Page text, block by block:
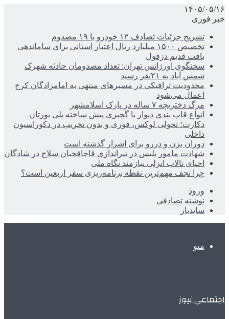
۱۴۰۵/۰۵/۱۶
خبر فوری
تشریح جزئیات تصادف ۱۲ خودرو با ۱۹ مصدوم
تخصیص ۱۵۰۰ میلیارد ریال اعتبار استانی برای ساماندهی
بافت قدیم دزفول
سخنگوی اورژانس تهران: تعداد مصدومان حادثه شهرک
شمس آباد به ۲۱نفر رسید
محدودیت ترافیکی در مسیرهای منتهی به امامزادگان کرج
اعمال می‌شود
مرگ دختربچه ۷ ساله در پارک اسلامشهر
انواع قاب بندی دیوار با گچبری پیش ساخته پلی یورتان
دکارت؛ تحولی لوکس، فوری و بدون تخریب در دکوراسیون
داخلی
دوران بزن و دررو برای اشرار گذشته است
شهادت مامور پلیس در تیراندازی قاچاقچیان سلاح در شادگان
احیای تالاب انزلی نیازمند نگاه ملی
چرا نجف مهم‌ترین نقطه برنامه‌ریزی سفر اربعین است؟
ورود
نوشته تصادفی
سایدبار
منو
اجتماعی نیوز